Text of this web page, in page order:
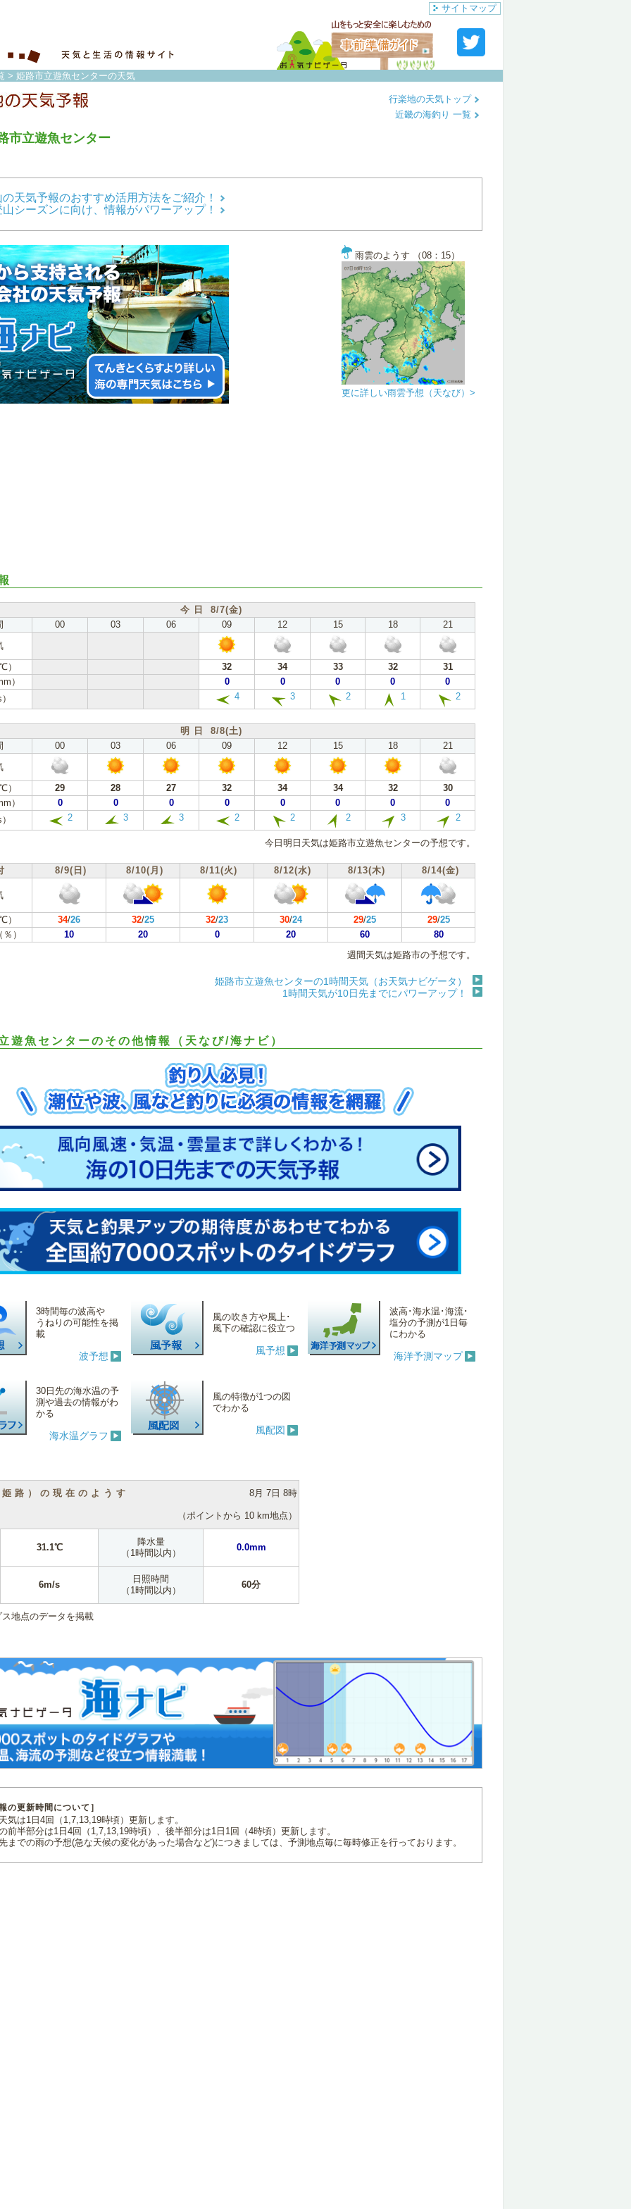
サイトマップ
> 姫路市立遊魚センターの天気
市立遊魚センター
行楽地の天気トップ
近畿の海釣り 一覧
天気予報のおすすめ活用方法をご紹介！
シーズンに向け、情報がパワーアップ！
雨雲のようす （08：15）
更に詳しい雨雲予想（天なび）>
今 日 8/7(金)
00 03 06 09 12 15 18
21
32 34 33 32
31
）
0 0 0 0
0
4 3 2 1 2
明 日 8/8(土)
00 03 06 09 12 15 18
21
29 28 27 32 34 34 32
30
）
0 0 0 0 0 0 0
0
2 3 3 2 2 2 3 2
今日明日天気は姫路市立遊魚センターの予想です。
8/9(日) 8/10(月) 8/11(火) 8/12(水) 8/13(木) 8/14(金)
34/26 32/25 32/23 30/24 29/25 29/25
）
10 20 0 20 60
80
週間天気は姫路市の予想です。
姫路市立遊魚センターの1時間天気（お天気ナビゲータ）
1時間天気が10日先までにパワーアップ！
遊魚センターのその他情報（天なび/海ナビ）
3時間毎の波高や
うねりの可能性を掲
載
波予想
風の吹き方や風上･
風下の確認に役立つ
風予想
波高･海水温･海流･
塩分の予測が1日毎
にわかる
海洋予測マップ
30日先の海水温の予
測や過去の情報がわ
かる
海水温グラフ
風の特徴が1つの図
でわかる
風配図
路）の現在のようす 8月 7日 8時
（ポイントから 10 km地点）
31.1℃
降水量
（1時間以内）
0.0mm
6m/s
日照時間
（1時間以内）
60分
地点のデータを掲載
の更新時間について］
気は1日4回（1,7,13,19時頃）更新します。
前半部分は1日4回（1,7,13,19時頃）、後半部分は1日1回（4時頃）更新します。
までの雨の予想(急な天候の変化があった場合など)につきましては、予測地点毎に毎時修正を行っております。